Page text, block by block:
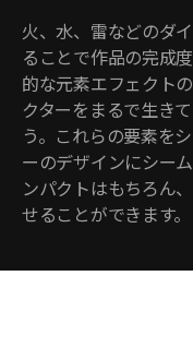
火、水、雷などのダ
ることで作品の完成
的な元素エフェクト
クターをまるで生き
う。これらの要素を
ーのデザインにシー
ンパクトはもちろん
せることができます。